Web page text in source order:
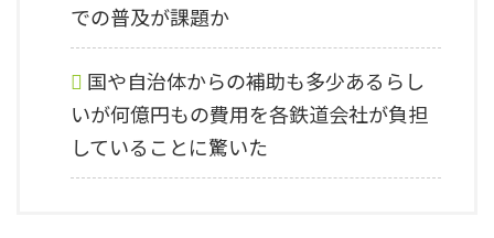
での普及が課題か
国や自治体からの補助も多少あるらし
いが何億円もの費用を各鉄道会社が負担
していることに驚いた